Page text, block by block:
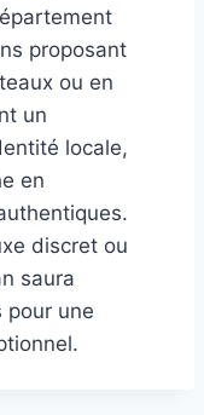
proposant
ou en
un
locale,
en
discret ou
saura
pour une